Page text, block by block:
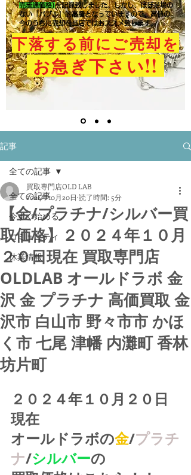
売流通価格)を記録致しました。​しかし、ほぼ足場の
ない「バブル」的高騰となっていますので、高値の
今のうちに売却を当店ではおススメ致します。
下落する前にご売却を
お急ぎ下さい!!
記事
全ての記事
今すぐ始める
コミュニティ
休業情報
全ての記事
【金/プラチナ/シルバー買
取価格】２０２４年１０月
２０日現在 買取専門店
OLDLAB オールドラボ 金
沢 金 プラチナ 高価買取 金
沢市 白山市 野々市市 かほ
く市 七尾 津幡 内灘町 香林
坊片町
買取専門店OLD LAB
2024年10月20日 読了時間: 5分
２０２４年１０月２０日
現在
オールドラボの金/プラチ
ナ/シルバーの